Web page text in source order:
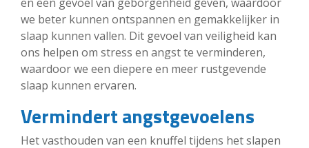
we beter kunnen ontspannen en gemakkelijker in
slaap kunnen vallen. Dit gevoel van veiligheid kan
ons helpen om stress en angst te verminderen,
waardoor we een diepere en meer rustgevende
slaap kunnen ervaren.
Vermindert angstgevoelens
Het vasthouden van een knuffel tijdens het slapen